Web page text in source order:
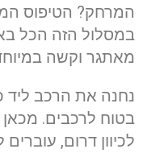
המרחק? הטיפוס
במסלול הזה הכל בא
מאתגר וקשה
נחנה את הרכב ליד
בטוח לרכבים.
לכיוון דרום,